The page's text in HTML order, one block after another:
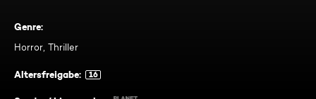
Genre:
Horror, Thriller
Altersfreigabe: 16